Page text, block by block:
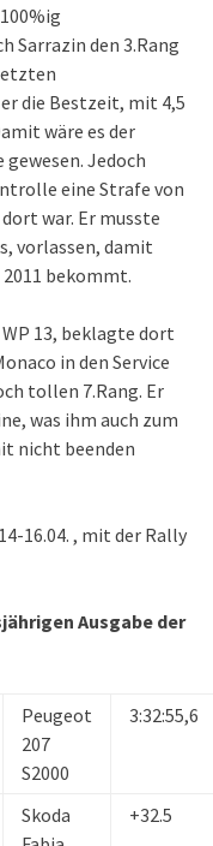
Sarrazin den 3.Rang
die Bestzeit, mit 4,5
wäre es der
Jedoch
eine Strafe von
war. Er musste
vorlassen, damit
2011 bekommt.
13, beklagte dort
in den Service
tollen 7.Rang. Er
was ihm auch zum
nicht beenden
16.04. , mit der Rally
Ausgabe der
Peugeot
207
S2000
3:32:55,6
Skoda
+32.5